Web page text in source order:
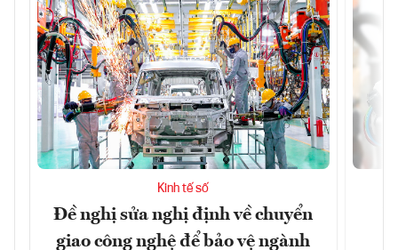
Kinh tế số
Đề nghị sửa nghị định về chuyển
giao công nghệ để bảo vệ ngành